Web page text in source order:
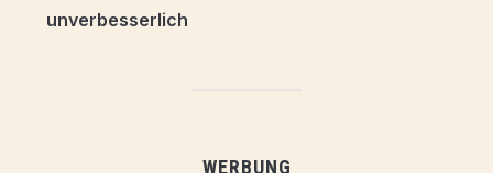
WERBUNG